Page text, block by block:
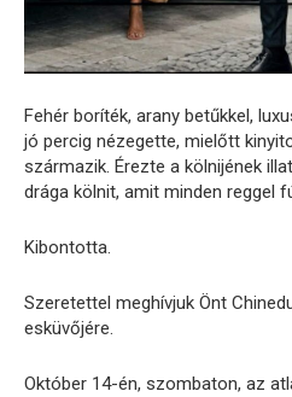
Fehér boríték, arany betűkkel,
jó percig nézegette, mielőtt
származik. Érezte a kölnijének
drága kölnit, amit minden reggel
Kibontotta.
Szeretettel meghívjuk Önt
esküvőjére.
Október 14-én, szombaton, az